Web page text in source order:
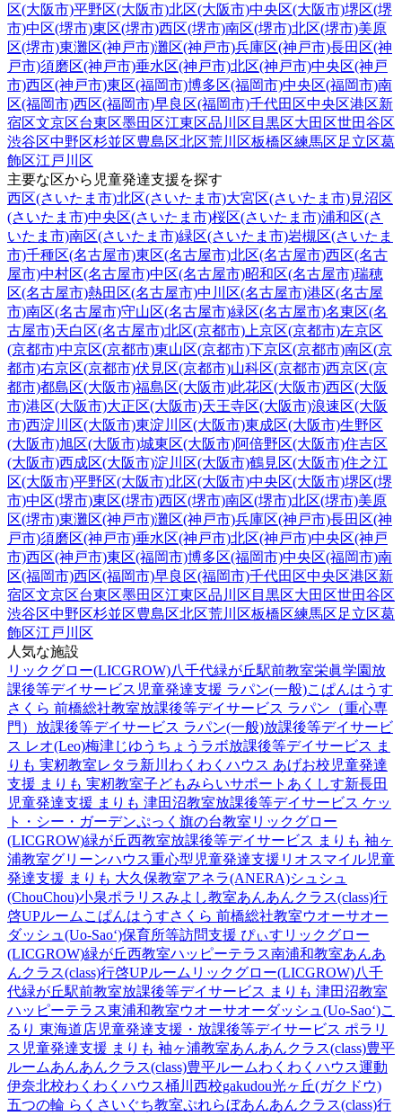
区(大阪市)平野区(大阪市)北区(大阪市)中央区(大阪市)堺区(堺
市)中区(堺市)東区(堺市)西区(堺市)南区(堺市)北区(堺市)美原
区(堺市)東灘区(神戸市)灘区(神戸市)兵庫区(神戸市)長田区(神
戸市)須磨区(神戸市)垂水区(神戸市)北区(神戸市)中央区(神戸
市)西区(神戸市)東区(福岡市)博多区(福岡市)中央区(福岡市)南
区(福岡市)西区(福岡市)早良区(福岡市)千代田区中央区港区新
宿区文京区台東区墨田区江東区品川区 目黒区大田区世田谷区
渋谷区中野区杉並区豊島区北区荒川区板橋区練馬区足立区葛
飾区江戸川区
主要な区から児童発達支援を探す
西区(さいたま市)北区(さいたま市)大宮区(さいたま市)見沼区
(さいたま市)中央区(さいたま市)桜区(さいたま市)浦和区(さ
いたま市)南区(さいたま市)緑区(さいたま市)岩槻区(さいたま
市)千種区(名古屋市)東区(名古屋市)北区(名古屋市)西区(名古
屋市)中村区(名古屋市)中区(名古屋市)昭和区(名古屋市)瑞穂
区(名古屋市)熱田区(名古屋市)中川区(名古屋市)港区(名古屋
市)南区(名古屋市)守山区(名古屋市)緑区(名古屋市)名東区(名
古屋市)天白区(名古屋市)北区(京都市) 上京区(京都市)左京区
(京都市)中京区(京都市)東山区(京都市)下京区(京都市)南区(京
都市)右京区(京都市)伏見区(京都市)山科区(京都市)西京区(京
都市)都島区(大阪市)福島区(大阪市)此花区(大阪市)西区(大阪
市)港区(大阪市)大正区(大阪市)天王寺区(大阪市)浪速区(大阪
市)西淀川区(大阪市)東淀川区(大阪市)東成区(大阪市)生野区
(大阪市)旭区(大阪市)城東区(大阪市)阿倍野区(大阪市)住吉区
(大阪市)西成区(大阪市)淀川区(大阪市)鶴見区(大阪市)住之江
区(大阪市)平野区(大阪市)北区(大阪市)中央区(大阪市)堺区(堺
市)中区(堺市)東区(堺市)西区(堺市)南区(堺市)北区(堺市)美原
区(堺市)東灘区(神戸市)灘区(神戸市)兵庫区(神戸市)長田区(神
戸市)須磨区(神戸市)垂水区(神戸市)北区(神戸市)中央区(神戸
市)西区(神戸市)東区(福岡市)博多区(福岡市)中央区(福岡市)南
区(福岡市)西区(福岡市)早良区(福岡市)千代田区中央区港区新
宿区文京区台東区墨田区江東区品川区 目黒区大田区世田谷区
渋谷区中野区杉並区豊島区北区荒川区板橋区練馬区足立区葛
飾区江戸川区
人気な施設
リックグロー(LICGROW)八千代緑が丘駅前教室栄眞学園放
課後等デイサービス 児童発達支援 ラパン(一般)こぱんはうす
さくら 前橋総社教室放課後等デイサービス ラパン（重心専
門） 放課後等デイサービス ラパン(一般)放課後等デイサービ
ス レオ(Leo)梅津じゆうちょうラボ放課後等デイサービス ま
りも 実籾教室レタラ新川 わくわくハウス あげお校 児童発達
支援 まりも 実籾教室子どもみらいサポートあくしす新長田
児童発達支援 まりも 津田沼教室放課後等デイサービス ケッ
ト・シー・ガーデンぷっく旗の台教室 リックグロー
(LICGROW)緑が丘西教室放課後等デイサービス まりも 袖ヶ
浦教室グリーンハウス重心型児童発達支援 リオスマイル児童
発達支援 まりも 大久保教室アネラ(ANERA)シュシュ
(ChouChou)小泉ポラリスみよし教室あんあんクラス(class)行
啓UPルーム こぱんはうすさくら 前橋総社教室ウオーサオー
ダッシュ(Uo-Sao‘)保育所等訪問支援 ぴぃす リックグロー
(LICGROW)緑が丘西教室ハッピーテラス南浦和教室あんあ
んクラス(class)行啓UPルーム リックグロー(LICGROW)八千
代緑が丘駅前教室放課後等デイサービス まりも 津田沼教室
ハッピーテラス東浦和教室ウオーサオーダッシュ(Uo-Sao‘)こ
るり 東海道店児童発達支援・放課後等デイサービス ポラリ
ス 児童発達支援 まりも 袖ヶ浦教室あんあんクラス(class)豊平
ルームあんあんクラス(class)豊平ルームわくわくハウス運動
伊奈北校わくわくハウス桶川西校gakudou光ヶ丘(ガクドウ)
五つの輪 らくさいぐち教室ぷれらぼあんあんクラス(class)行